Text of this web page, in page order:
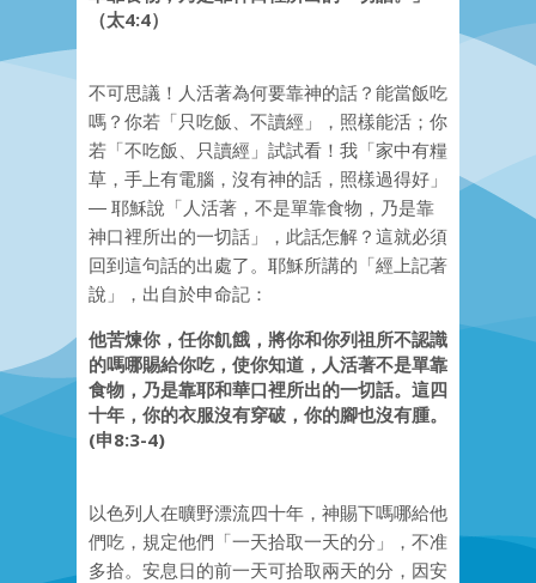
（太4:4）
不可思議！人活著為何要靠神的話？能當飯吃
嗎？你若「只吃飯、不讀經」，照樣能活；你
若「不吃飯、只讀經」試試看！我「家中有糧
草，手上有電腦，沒有神的話，照樣過得好」
— 耶穌說「人活著，不是單靠食物，乃是靠
神口裡所出的一切話」，此話怎解？這就必須
回到這句話的出處了。耶穌所講的「經上記著
說」，出自於申命記：
他苦煉你，任你飢餓，將你和你列祖所不認識
的嗎哪賜給你吃，使你知道，人活著不是單靠
食物，乃是靠耶和華口裡所出的一切話。這四
十年，你的衣服沒有穿破，你的腳也沒有腫。
(申8:3-4)
以色列人在曠野漂流四十年，神賜下嗎哪給他
們吃，規定他們「一天拾取一天的分」，不准
多拾。安息日的前一天可拾取兩天的分，因安